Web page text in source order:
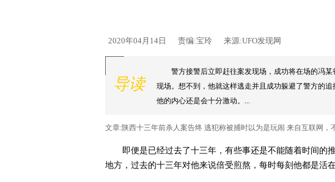
2020年04月14日 责编:宝玲 来源:UFO发现网
导读
警方接警后立即赶往案发现场，成功将在场的冯
现场。想不到，他就这样逃走并且成功躲避了警方的
他的内心还是会十分激动。...
文章:陕西十三年前杀人案告终 逃犯称被捕时以为是玩闹 来自互联网，
即便是已经过去了十三年，有些事还是不能随着时间的
地方，过去的十三年对他来说倍受煎熬，每时每刻他都是活